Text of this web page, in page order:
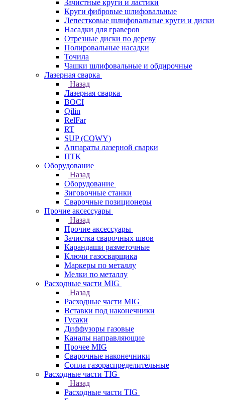
Зачистные круги и ластики
Круги фибровые шлифовальные
Лепестковые шлифовальные круги и диски
Насадки для граверов
Отрезные диски по дереву
Полировальные насадки
Точила
Чашки шлифовальные и обдирочные
Лазерная сварка
Назад
Лазерная сварка
BOCI
Qilin
RelFar
RT
SUP (CQWY)
Аппараты лазерной сварки
ПТК
Оборудование
Назад
Оборудование
Зиговочные станки
Сварочные позиционеры
Прочие аксессуары
Назад
Прочие аксессуары
Зачистка сварочных швов
Карандаши разметочные
Ключи газосварщика
Маркеры по металлу
Мелки по металлу
Расходные части MIG
Назад
Расходные части MIG
Вставки под наконечники
Гусаки
Диффузоры газовые
Каналы направляющие
Прочее MIG
Сварочные наконечники
Сопла газораспределительные
Расходные части TIG
Назад
Расходные части TIG